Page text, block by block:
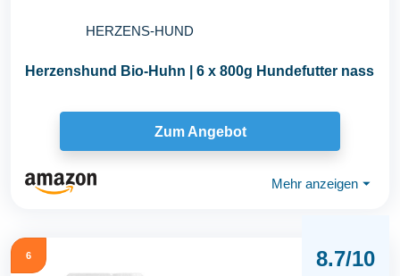
HERZENS-HUND
Herzenshund Bio-Huhn | 6 x 800g Hundefutter nass
Zum Angebot
Mehr anzeigen ⏷
6 8.7/10